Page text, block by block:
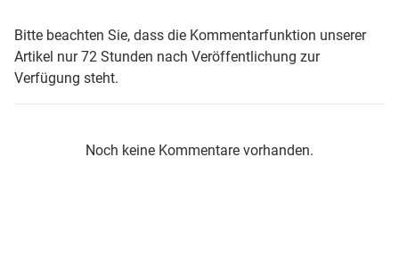
Bitte beachten Sie, dass die Kommentarfunktion unserer
Artikel nur 72 Stunden nach Veröffentlichung zur
Verfügung steht.
Noch keine Kommentare vorhanden.